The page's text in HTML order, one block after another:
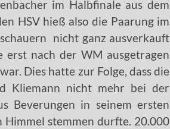
im Halbfinale aus dem
HSV hieß also die Paarung im
nicht ganz ausverkauft
erst nach der WM ausgetragen
Dies hatte zur Folge, dass die
Kliemann nicht mehr bei der
Beverungen in seinem ersten
Himmel stemmen durfte. 20.000